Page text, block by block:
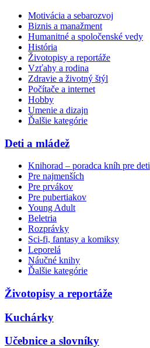
Motivácia a sebarozvoj
Biznis a manažment
Humanitné a spoločenské vedy
História
Životopisy a reportáže
Vzťahy a rodina
Zdravie a životný štýl
Počítače a internet
Hobby
Umenie a dizajn
Ďalšie kategórie
Deti a mládež
Knihorad – poradca kníh pre deti
Pre najmenších
Pre prvákov
Pre pubertiakov
Young Adult
Beletria
Rozprávky
Sci-fi, fantasy a komiksy
Leporelá
Náučné knihy
Ďalšie kategórie
Životopisy a reportáže
Kuchárky
Učebnice a slovníky